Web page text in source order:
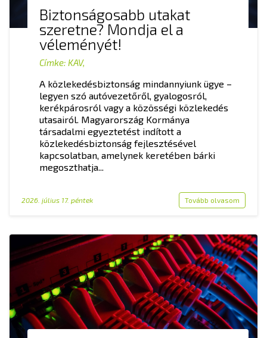
Biztonságosabb utakat
szeretne? Mondja el a
véleményét!
Címke: KAV,
A közlekedésbiztonság mindannyiunk ügye –
legyen szó autóvezetőről, gyalogosról,
kerékpárosról vagy a közösségi közlekedés
utasairól. Magyarország Kormánya
társadalmi egyeztetést indított a
közlekedésbiztonság fejlesztésével
kapcsolatban, amelynek keretében bárki
megoszthatja...
2026. július 17. péntek Tovább olvasom